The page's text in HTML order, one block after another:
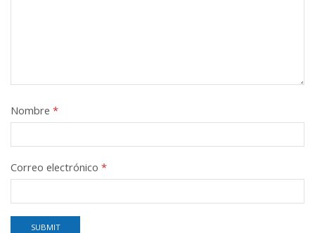
Nombre *
Correo electrónico *